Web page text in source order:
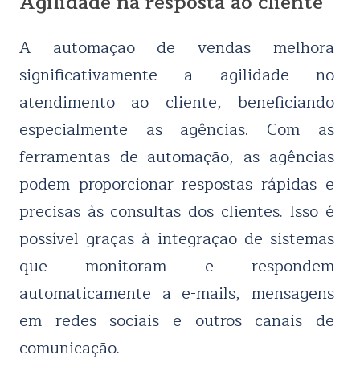
A automação de vendas melhora
significativamente a agilidade no
atendimento ao cliente, beneficiando
especialmente as agências. Com as
ferramentas de automação, as agências
podem proporcionar respostas rápidas e
precisas às consultas dos clientes. Isso é
possível graças à integração de sistemas
que monitoram e respondem
automaticamente a e-mails, mensagens
em redes sociais e outros canais de
comunicação.